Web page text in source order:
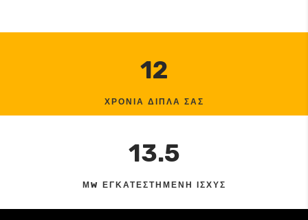
12
ΧΡΟΝΙΑ ΔΙΠΛΑ ΣΑΣ
13.5
ΜW ΕΓΚΑΤΕΣΤΗΜΕΝΗ ΙΣΧΥΣ